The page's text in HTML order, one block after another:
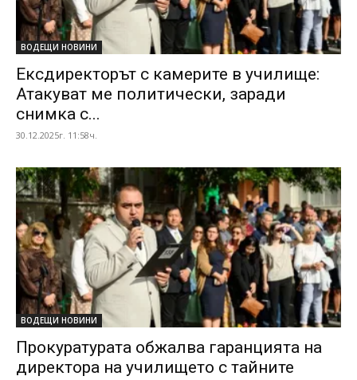
ВОДЕЩИ НОВИНИ
Ексдиректорът с камерите в училище:
Атакуват ме политически, заради
снимка с...
30.12.2025г. 11:58ч.
ВОДЕЩИ НОВИНИ
Прокуратурата обжалва гаранцията на
директора на училището с тайните